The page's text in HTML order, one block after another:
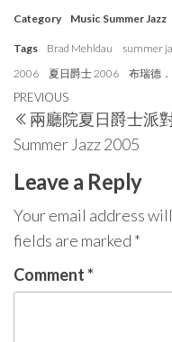
Category Music Summer Jazz
Tags Brad Mehldau summer
2006
夏日爵士 2006 布瑞德
Post
navigation
Previous
Post
PREVIOUS
兩廳院夏日爵士派
Summer Jazz 2005
Leave a Reply
Your email address
fields are marked *
Comment*